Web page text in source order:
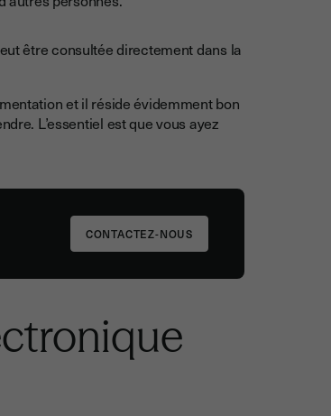
être consultée directement dans la
et il réside évidemment bon
L’essentiel est que vous ayez
CONTACTEZ-NOUS